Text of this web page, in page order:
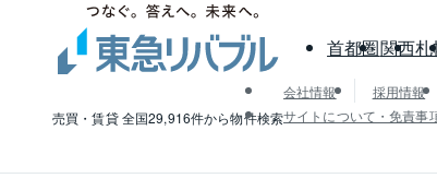
売買・賃貸 全国29,916件から物件検索
首都圏関西
会社情報 採用情報
サイトについて・免責事